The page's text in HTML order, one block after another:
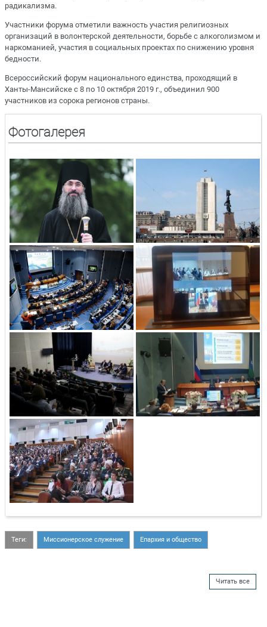
радикализма.
Участники форума отметили важность участия религиозных
организаций в волонтерской деятельности, борьбе с алкоголизмом и
наркоманией, участия в социальных проектах по снижению уровня
бедности.
Всероссийский форум национального единства, проходящий в
Ханты-Мансийске с 8 по 10 октября 2019 г., объединил 900
участников из сорока регионов страны.
Фотогалерея
Теги: Миссионерское служение Епархия и общество
Читать все